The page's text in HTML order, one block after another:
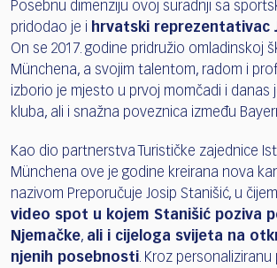
Posebnu dimenziju ovoj suradnji sa
pridodao je i
hrvatski reprezentativac
On se 2017. godine pridružio omladinskoj
Münchena, a svojim talentom, radom i
izborio je mjesto u prvoj momčadi i danas
kluba, ali i snažna poveznica između
Kao dio partnerstva Turističke zajednice
Münchena ove je godine kreirana nova
nazivom Preporučuje Josip Stanišić, u
video spot u kojem Stanišić poziva
Njemačke, ali i cijeloga svijeta na
njenih posebnosti . Kroz personaliziranu